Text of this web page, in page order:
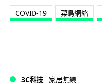
COVID-19 菜鳥網絡
3C科技 家居無線